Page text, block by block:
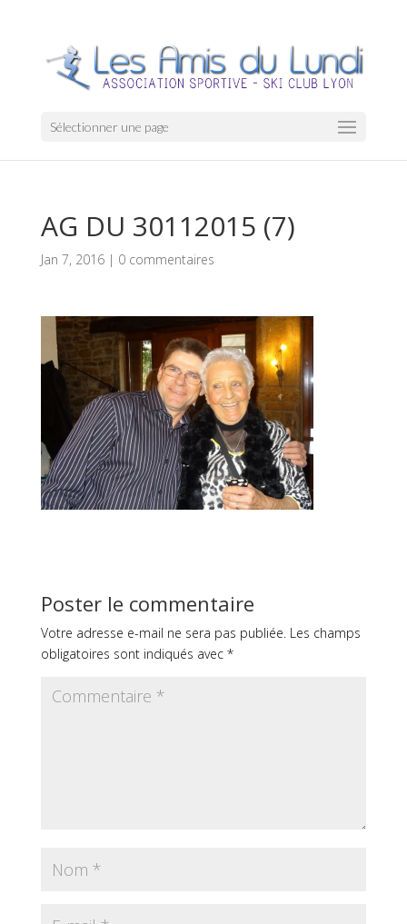
Sélectionner une page
AG DU 30112015 (7)
Jan 7, 2016| 0 commentaires
Poster le commentaire
Votre adresse e-mail ne sera pas publiée. Les champs
obligatoires sont indiqués avec *